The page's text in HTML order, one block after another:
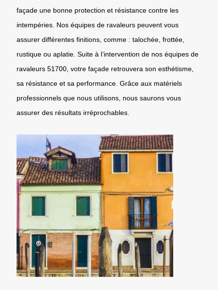
façade une bonne protection et résistance contre les
intempéries. Nos équipes de ravaleurs peuvent vous
assurer différentes finitions, comme : talochée, frottée,
rustique ou aplatie. Suite à l’intervention de nos équipes de
ravaleurs 51700, votre façade retrouvera son esthétisme,
sa résistance et sa performance. Grâce aux matériels
professionnels que nous utilisons, nous saurons vous
assurer des résultats irréprochables.